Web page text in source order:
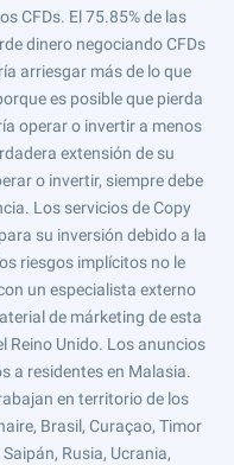
CFDs. El 75.85% de las
dinero negociando CFDs
arriesgar más de lo que
es posible que pierda
operar o invertir a menos
extensión de su
o invertir, siempre debe
Los servicios de Copy
su inversión debido a la
riesgos implícitos no le
un especialista externo
de márketing de esta
Reino Unido. Los anuncios
a residentes en Malasia.
en territorio de los
Brasil, Curaçao, Timor
Rusia, Ucrania,